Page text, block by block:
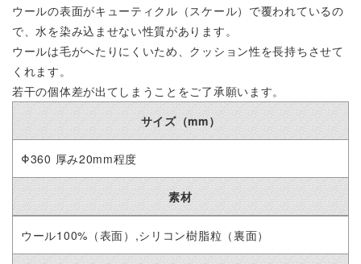
ウールの表面がキューティクル（スケール）で覆われているの
で、水を染み込ませない性質があります。
ウールは毛がへたりにくいため、クッション性を長持ちさせて
くれます。
若干の個体差が出てしまうことをご了承願います。
サイズ（mm）
Φ360 厚み20mm程度
素材
ウール100%（表面）,シリコン樹脂粒（裏面）